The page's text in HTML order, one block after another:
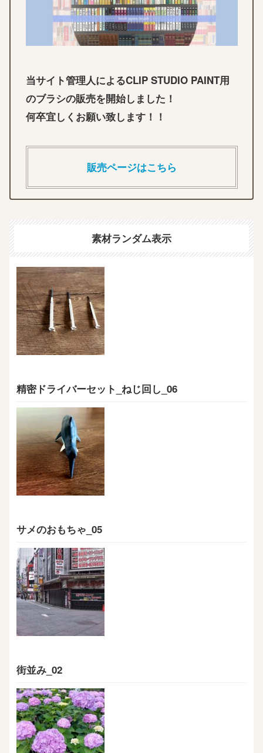
当サイト管理人によるCLIP STUDIO PAINT用
のブラシの販売を開始しました！
何卒宜しくお願い致します！！
販売ページはこちら
素材ランダム表示
精密ドライバーセット_ねじ回し_06
サメのおもちゃ_05
街並み_02